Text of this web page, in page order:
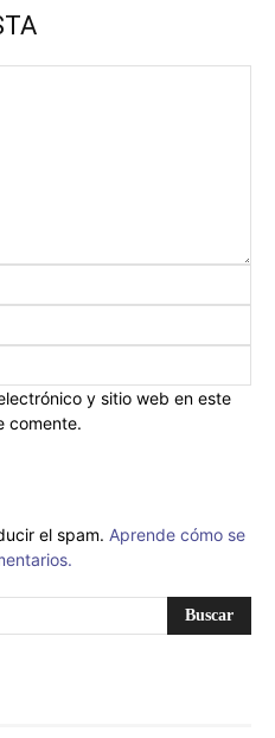
y sitio web en este
comente.
el spam. Aprende cómo se